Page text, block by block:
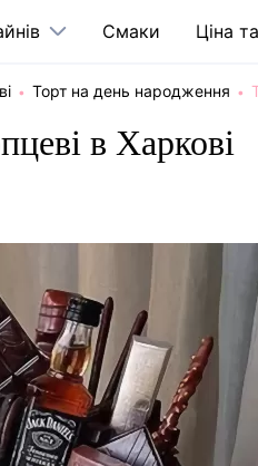
Cмаки Ціна
Торт на день народження
в Харкові